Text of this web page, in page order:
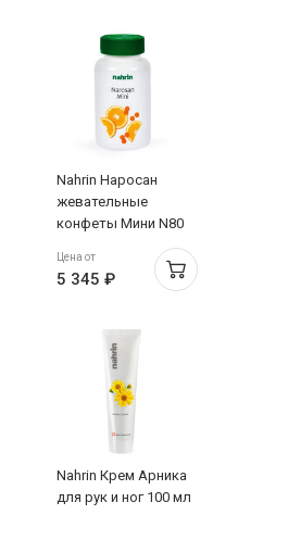
Nahrin Наросан
жевательные
конфеты Мини N80
Цена от
5 345 ₽
Nahrin Крем Арника
для рук и ног 100 мл